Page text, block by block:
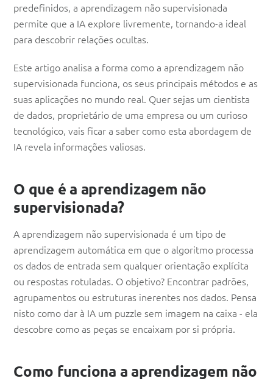
predefinidos, a aprendizagem não supervisionada
permite que a IA explore livremente, tornando-a ideal
para descobrir relações ocultas.
Este artigo analisa a forma como a aprendizagem não
supervisionada funciona, os seus principais métodos e as
suas aplicações no mundo real. Quer sejas um cientista
de dados, proprietário de uma empresa ou um curioso
tecnológico, vais ficar a saber como esta abordagem de
IA revela informações valiosas.
O que é a aprendizagem não
supervisionada?
A aprendizagem não supervisionada é um tipo de
aprendizagem automática em que o algoritmo processa
os dados de entrada sem qualquer orientação explícita
ou respostas rotuladas. O objetivo? Encontrar padrões,
agrupamentos ou estruturas inerentes nos dados. Pensa
nisto como dar à IA um puzzle sem imagem na caixa - ela
descobre como as peças se encaixam por si própria.
Como funciona a aprendizagem não